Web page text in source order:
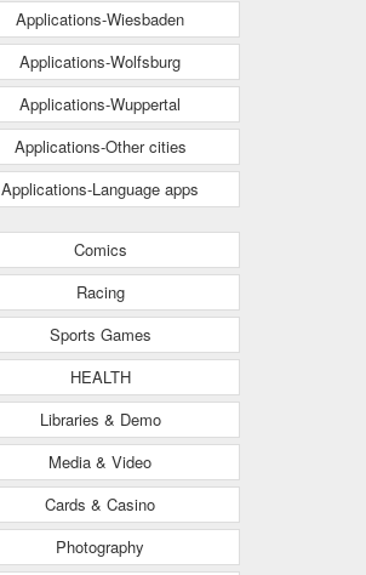
Applications-Wiesbaden
Applications-Wolfsburg
Applications-Wuppertal
Applications-Other cities
Applications-Language apps
Comics
Racing
Sports Games
HEALTH
Libraries & Demo
Media & Video
Cards & Casino
Photography